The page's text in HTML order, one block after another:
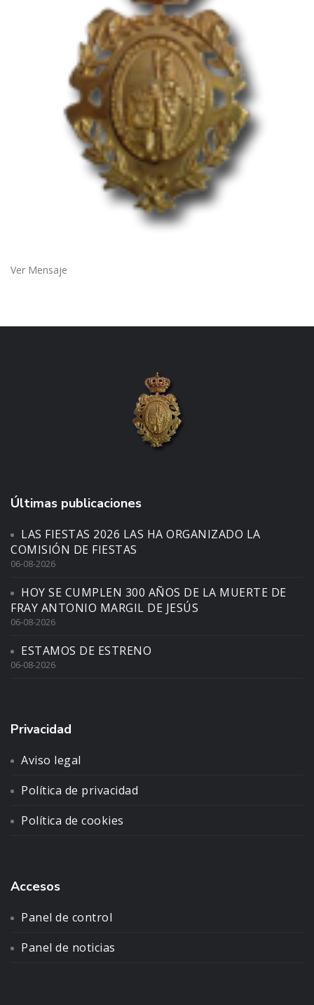
Ver Mensaje
Últimas publicaciones
LAS FIESTAS 2026 LAS HA ORGANIZADO LA
COMISIÓN DE FIESTAS
06-08-2026
HOY SE CUMPLEN 300 AÑOS DE LA MUERTE DE
FRAY ANTONIO MARGIL DE JESÚS
06-08-2026
ESTAMOS DE ESTRENO
06-08-2026
Privacidad
Aviso legal
Política de privacidad
Política de cookies
Accesos
Panel de control
Panel de noticias